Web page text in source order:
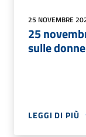
25 NOVEMBRE
25
sulle
LEGGI DI PIÙ